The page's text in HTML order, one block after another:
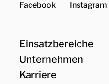
Facebook Instagram
Einsatzbereiche
Unternehmen
Karriere